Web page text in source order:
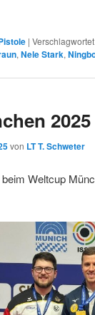
|
, Nele Stark,
2025
von LT T. Schweter
Weltcup